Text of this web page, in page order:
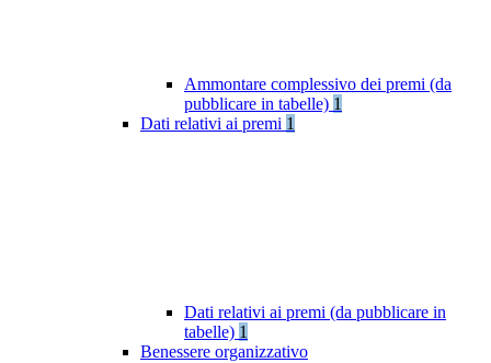
Ammontare complessivo dei premi (da
pubblicare in tabelle) 1
Dati relativi ai premi 1
Dati relativi ai premi (da pubblicare in
tabelle) 1
Benessere organizzativo